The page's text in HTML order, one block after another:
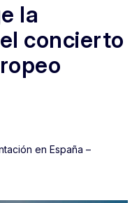
la
concierto
en España –